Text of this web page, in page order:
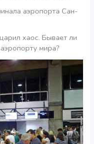
аэропорта Сан-
хаос. Бывает ли
мира?